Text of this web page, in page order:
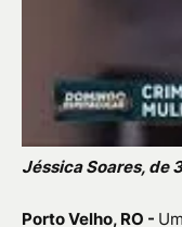
Jéssica Soares, de
Porto Velho, RO -